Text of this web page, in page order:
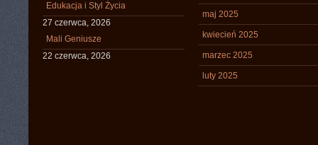
Edukacja i Styl Życia
27 czerwca, 2026
Mali Geniusze
22 czerwca, 2026
maj 2025
kwiecień 2025
marzec 2025
luty 2025